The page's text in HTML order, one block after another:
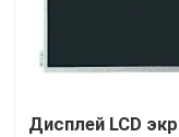
Контроль
Дисплей LCD